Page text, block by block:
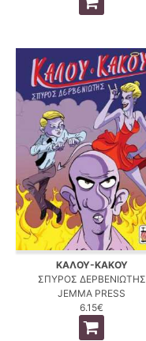
ΚΑΛΟΥ-ΚΑΚΟΥ
ΣΠΥΡΟΣ ΔΕΡΒΕΝΙΩΤΗΣ
JEMMA PRESS
6.15€